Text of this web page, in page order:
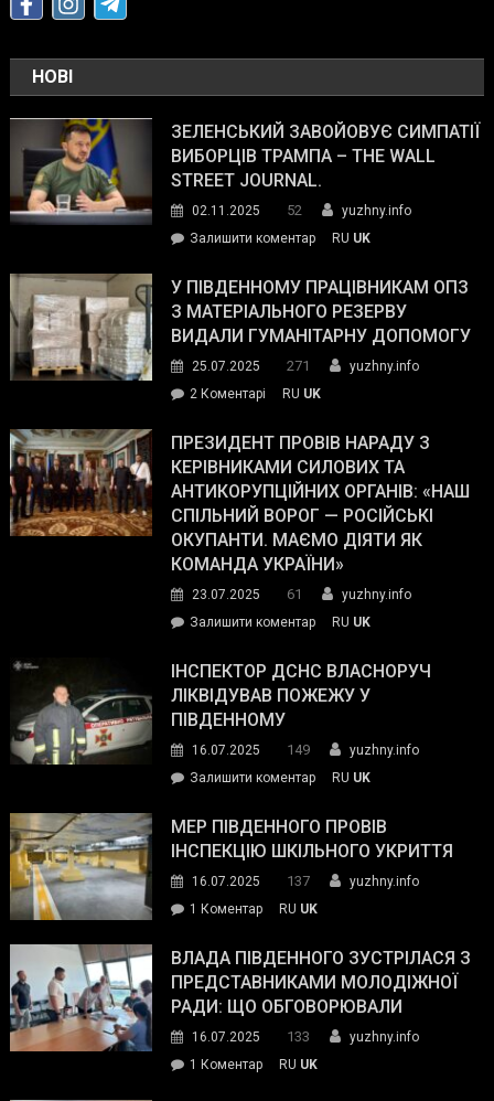
НОВІ
ЗЕЛЕНСЬКИЙ ЗАВОЙОВУЄ СИМПАТІЇ
ВИБОРЦІВ ТРАМПА – THE WALL
STREET JOURNAL.
02.11.2025 52
yuzhny.info
Залишити коментарon
завойовує
симпатії
виборців
The
Street
Journal.
RU UK
У ПІВДЕННОМУ ПРАЦІВНИКАМ ОПЗ
З МАТЕРІАЛЬНОГО РЕЗЕРВУ
ВИДАЛИ ГУМАНІТАРНУ ДОПОМОГУ
25.07.2025 271
yuzhny.info
2 Коментарі
Південному
працівникам
ОПЗ
з
матеріального
резерву
гуманітарну
допомогу
RU UK
ПРЕЗИДЕНТ ПРОВІВ НАРАДУ З
КЕРІВНИКАМИ СИЛОВИХ ТА
АНТИКОРУПЦІЙНИХ ОРГАНІВ: «НАШ
СПІЛЬНИЙ ВОРОГ — РОСІЙСЬКІ
ОКУПАНТИ. МАЄМО ДІЯТИ ЯК
КОМАНДА УКРАЇНИ»
23.07.2025 61
yuzhny.info
Залишити коментарon
провів
нараду
силових
та
органів:
«Наш
спільний
окупанти.
Маємо
діяти
команда
RU UK
ІНСПЕКТОР ДСНС ВЛАСНОРУЧ
ЛІКВІДУВАВ ПОЖЕЖУ У
ПІВДЕННОМУ
16.07.2025 149
yuzhny.info
Залишити коментарon
ДСНС
власноруч
пожежу
у
RU UK
МЕР ПІВДЕННОГО ПРОВІВ
ІНСПЕКЦІЮ ШКІЛЬНОГО УКРИТТЯ
16.07.2025 137
yuzhny.info
1 Коментардо
Південного
провів
інспекцію
укриття
RU UK
ВЛАДА ПІВДЕННОГО ЗУСТРІЛАСЯ З
ПРЕДСТАВНИКАМИ МОЛОДІЖНОЇ
РАДИ: ЩО ОБГОВОРЮВАЛИ
16.07.2025 133
yuzhny.info
1 Коментардо RU UK